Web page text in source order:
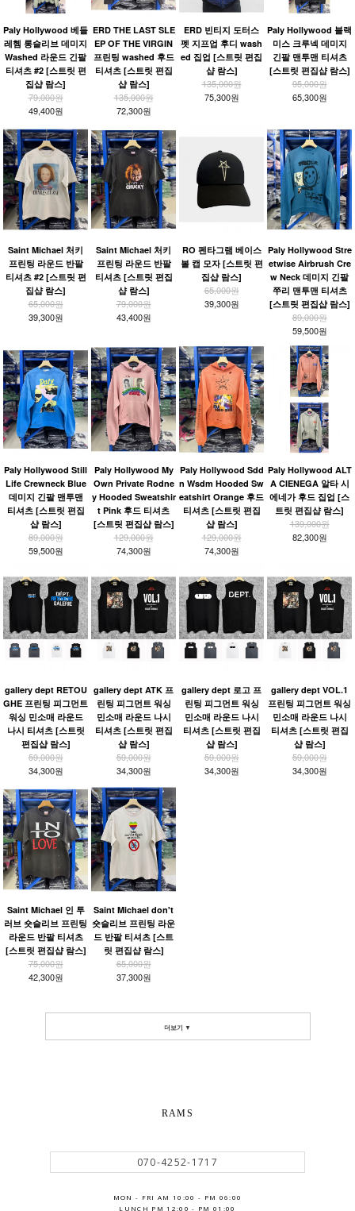
Paly Hollywood 베들
레헴 롱슬리브 데미지
Washed 라운드 긴팔
티셔츠 #2 [스트릿 편
집샵 람스]
79,000원
49,400원
ERD THE LAST SLE
EP OF THE VIRGIN
프린팅 washed 후드
티셔츠 [스트릿 편집
샵 람스]
135,000원
72,300원
ERD 빈티지 도터스
펫 지프업 후디 wash
ed 집업 [스트릿 편집
샵 람스]
135,000원
75,300원
Paly Hollywood 블랙
미스 크루넥 데미지
긴팔 맨투맨 티셔츠
[스트릿 편집샵 람스]
95,000원
65,300원
Saint Michael 처키
프린팅 라운드 반팔
티셔츠 #2 [스트릿 편
집샵 람스]
65,000원
39,300원
Saint Michael 처키
프린팅 라운드 반팔
티셔츠 [스트릿 편집
샵 람스]
79,000원
43,400원
RO 펜타그램 베이스
볼 캡 모자 [스트릿 편
집샵 람스]
65,000원
39,300원
Paly Hollywood Stre
etwise Airbrush Cre
w Neck 데미지 긴팔
쭈리 맨투맨 티셔츠
[스트릿 편집샵 람스]
89,000원
59,500원
Paly Hollywood Still
Life Crewneck Blue
데미지 긴팔 맨투맨
티셔츠 [스트릿 편집
샵 람스]
89,000원
59,500원
Paly Hollywood My
Own Private Rodne
y Hooded Sweatshir
t Pink 후드 티셔츠
[스트릿 편집샵 람스]
129,000원
74,300원
Paly Hollywood Sdd
n Wsdm Hooded Sw
eatshirt Orange 후드
티셔츠 [스트릿 편집
샵 람스]
129,000원
74,300원
Paly Hollywood ALT
A CIENEGA 알타 시
에네가 후드 집업 [스
트릿 편집샵 람스]
139,000원
82,300원
gallery dept RETOU
GHE 프린팅 피그먼트
워싱 민소매 라운드
나시 티셔츠 [스트릿
편집샵 람스]
59,000원
34,300원
gallery dept ATK 프
린팅 피그먼트 워싱
민소매 라운드 나시
티셔츠 [스트릿 편집
샵 람스]
59,000원
34,300원
gallery dept 로고 프
린팅 피그먼트 워싱
민소매 라운드 나시
티셔츠 [스트릿 편집
샵 람스]
59,000원
34,300원
gallery dept VOL.1
프린팅 피그먼트 워싱
민소매 라운드 나시
티셔츠 [스트릿 편집
샵 람스]
59,000원
34,300원
Saint Michael 인 투
러브 숏슬리브 프린팅
라운드 반팔 티셔츠
[스트릿 편집샵 람스]
75,000원
42,300원
Saint Michael don't
숏슬리브 프린팅 라운
드 반팔 티셔츠 [스트
릿 편집샵 람스]
65,000원
37,300원
더보기 ▼
RAMS
070-4252-1717
MON - FRI AM 10:00 - PM 06:00
LUNCH PM 12:00 - PM 01:00